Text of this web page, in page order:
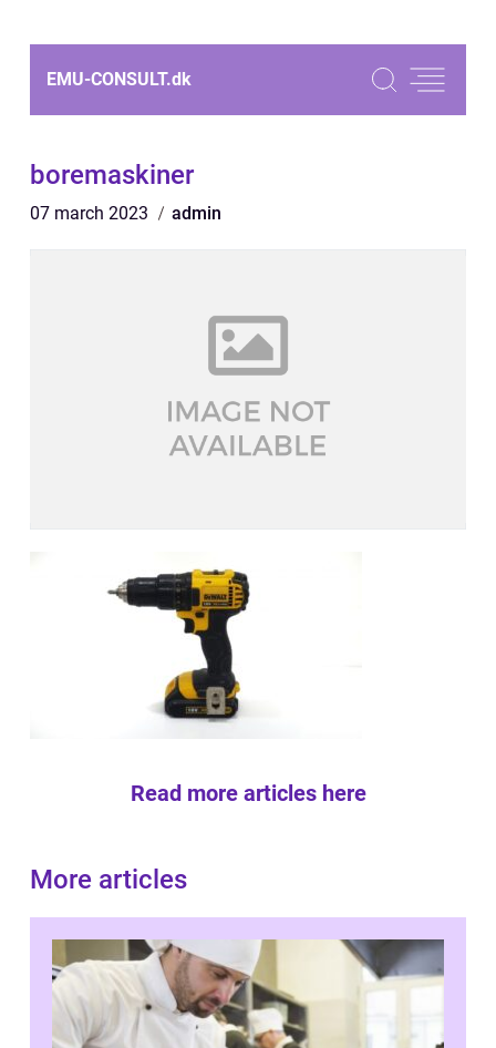
EMU-CONSULT.dk
boremaskiner
07 march 2023 admin
Read more articles here
More articles